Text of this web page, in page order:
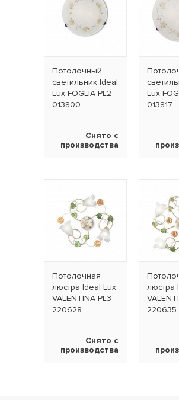
Потолочный
светильник Ideal
Lux FOGLIA PL2
013800
Снято с
производства
Lux
013817
Потолочная
люстра Ideal Lux
VALENTINA PL3
220628
Снято с
производства
люстра
220635